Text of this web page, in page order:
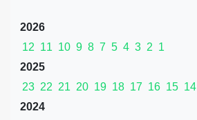
2026
12 11 10 9 8 7 5 4 3 2 1
2025
23 22 21 20 19 18 17 16 15 14
2024